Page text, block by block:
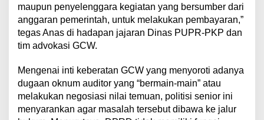
maupun penyelenggara kegiatan yang bersumber dari
anggaran pemerintah, untuk melakukan pembayaran,”
tegas Anas di hadapan jajaran Dinas PUPR-PKP dan
tim advokasi GCW.
​Mengenai inti keberatan GCW yang menyoroti adanya
dugaan oknum auditor yang “bermain-main” atau
melakukan negosiasi nilai temuan, politisi senior ini
menyarankan agar masalah tersebut dibawa ke jalur